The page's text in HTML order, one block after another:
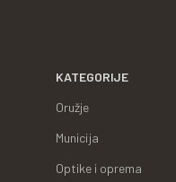
KATEGORIJE
Oružje
Municija
Optike i oprema